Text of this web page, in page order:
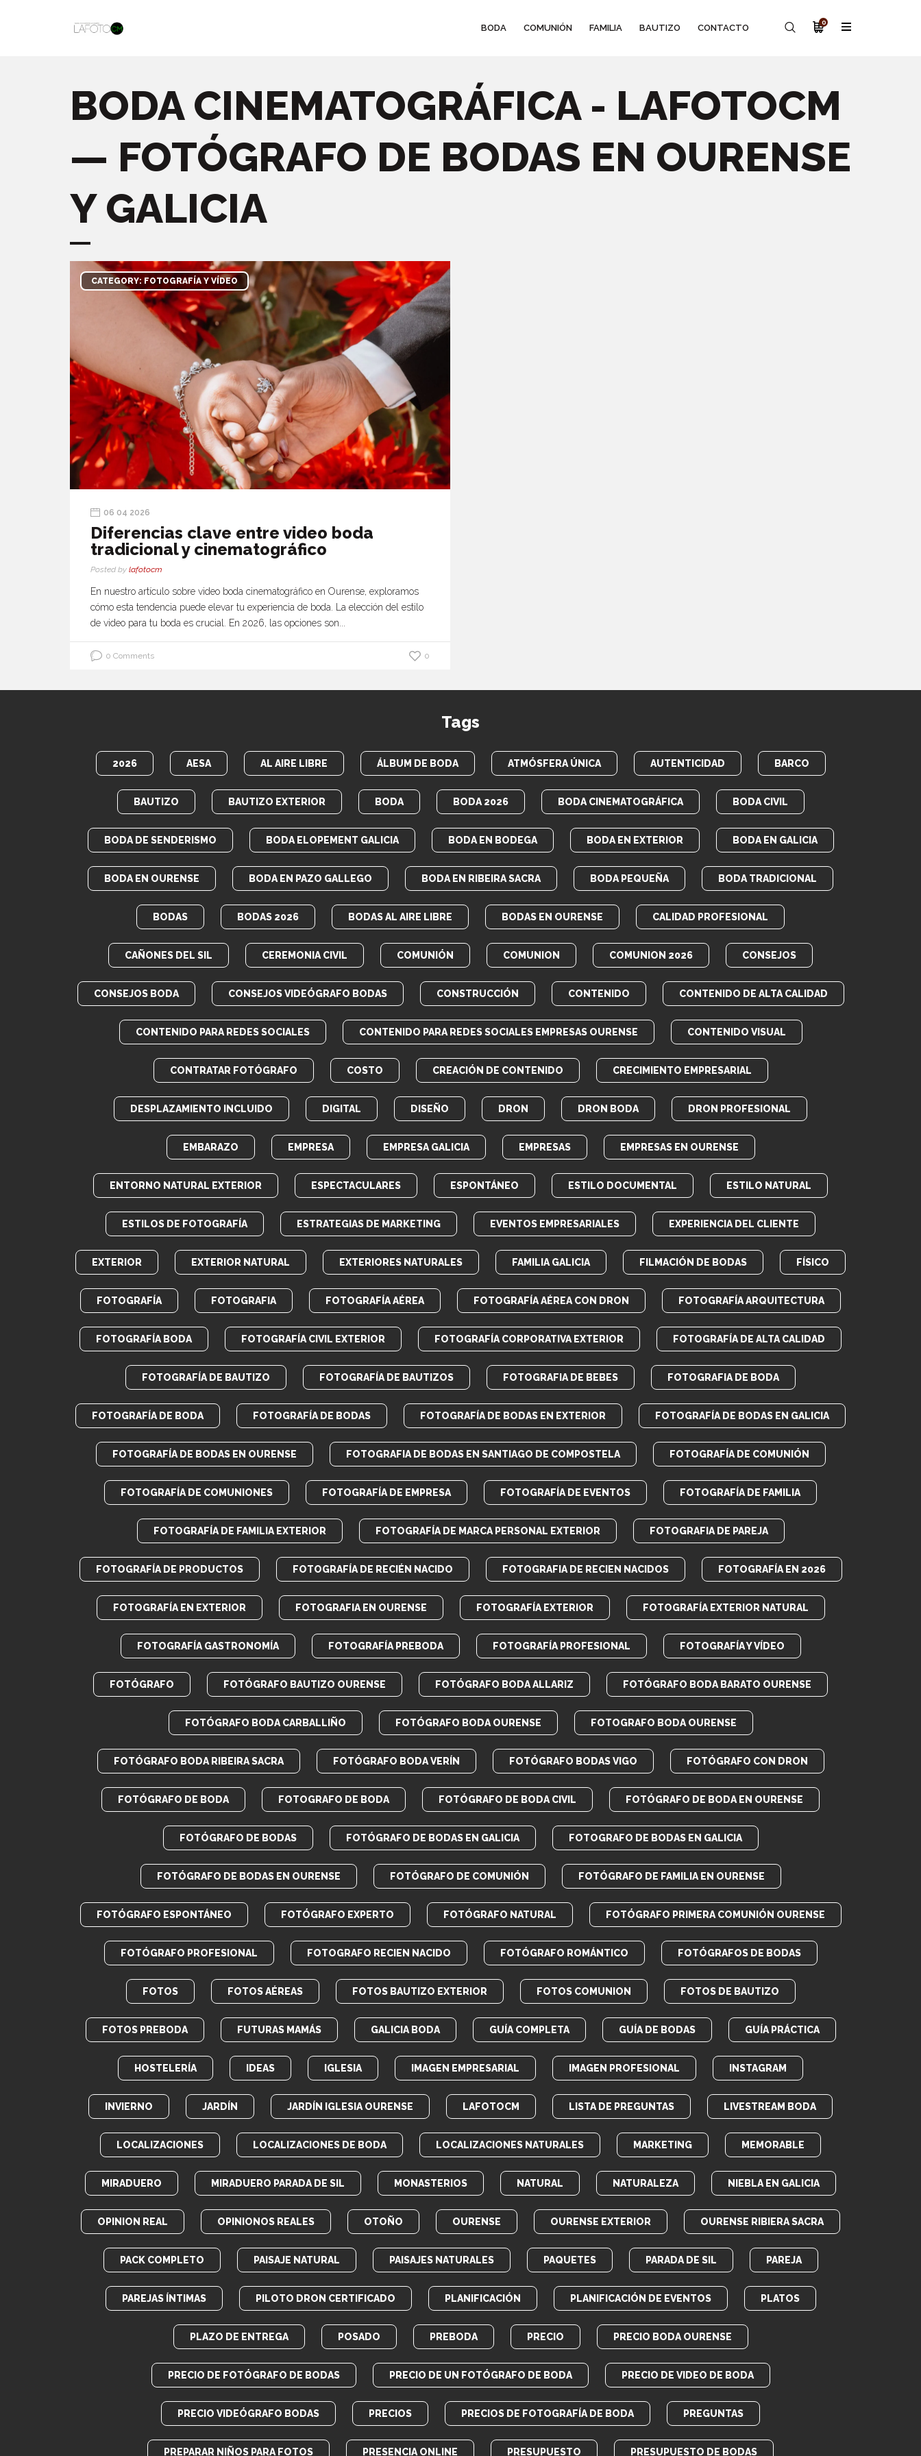
BODA COMUNIÓN FAMILIA BAUTIZO CONTACTO
0
BODA CINEMATOGRÁFICA - LAFOTOCM
— FOTÓGRAFO DE BODAS EN OURENSE
Y GALICIA
CATEGORY: FOTOGRAFÍA Y VÍDEO
06 04 2026
Diferencias clave entre video boda
tradicional y cinematográfico
Posted by lafotocm
En nuestro artículo sobre video boda cinematográfico en Ourense, exploramos
cómo esta tendencia puede elevar tu experiencia de boda. La elección del estilo
de video para tu boda es crucial. En 2026, las opciones son...
0 Comments 0
Tags
2026 AESA AL AIRE LIBRE ÁLBUM DE BODA ATMÓSFERA ÚNICA AUTENTICIDAD BARCO
BAUTIZO BAUTIZO EXTERIOR BODA BODA 2026 BODA CINEMATOGRÁFICA BODA CIVIL
BODA DE SENDERISMO BODA ELOPEMENT GALICIA BODA EN BODEGA BODA EN EXTERIOR BODA EN GALICIA
BODA EN OURENSE BODA EN PAZO GALLEGO BODA EN RIBEIRA SACRA BODA PEQUEÑA BODA TRADICIONAL
BODAS BODAS 2026 BODAS AL AIRE LIBRE BODAS EN OURENSE CALIDAD PROFESIONAL
CAÑONES DEL SIL CEREMONIA CIVIL COMUNIÓN COMUNION COMUNION 2026 CONSEJOS
CONSEJOS BODA CONSEJOS VIDEÓGRAFO BODAS CONSTRUCCIÓN CONTENIDO CONTENIDO DE ALTA CALIDAD
CONTENIDO PARA REDES SOCIALES CONTENIDO PARA REDES SOCIALES EMPRESAS OURENSE CONTENIDO VISUAL
CONTRATAR FOTÓGRAFO COSTO CREACIÓN DE CONTENIDO CRECIMIENTO EMPRESARIAL
DESPLAZAMIENTO INCLUIDO DIGITAL DISEÑO DRON DRON BODA DRON PROFESIONAL
EMBARAZO EMPRESA EMPRESA GALICIA EMPRESAS EMPRESAS EN OURENSE
ENTORNO NATURAL EXTERIOR ESPECTACULARES ESPONTÁNEO ESTILO DOCUMENTAL ESTILO NATURAL
ESTILOS DE FOTOGRAFÍA ESTRATEGIAS DE MARKETING EVENTOS EMPRESARIALES EXPERIENCIA DEL CLIENTE
EXTERIOR EXTERIOR NATURAL EXTERIORES NATURALES FAMILIA GALICIA FILMACIÓN DE BODAS FÍSICO
FOTOGRAFÍA FOTOGRAFIA FOTOGRAFÍA AÉREA FOTOGRAFÍA AÉREA CON DRON FOTOGRAFÍA ARQUITECTURA
FOTOGRAFÍA BODA FOTOGRAFÍA CIVIL EXTERIOR FOTOGRAFÍA CORPORATIVA EXTERIOR FOTOGRAFÍA DE ALTA CALIDAD
FOTOGRAFÍA DE BAUTIZO FOTOGRAFÍA DE BAUTIZOS FOTOGRAFIA DE BEBES FOTOGRAFIA DE BODA
FOTOGRAFÍA DE BODA FOTOGRAFÍA DE BODAS FOTOGRAFÍA DE BODAS EN EXTERIOR FOTOGRAFÍA DE BODAS EN GALICIA
FOTOGRAFÍA DE BODAS EN OURENSE FOTOGRAFIA DE BODAS EN SANTIAGO DE COMPOSTELA FOTOGRAFÍA DE COMUNIÓN
FOTOGRAFÍA DE COMUNIONES FOTOGRAFÍA DE EMPRESA FOTOGRAFÍA DE EVENTOS FOTOGRAFÍA DE FAMILIA
FOTOGRAFÍA DE FAMILIA EXTERIOR FOTOGRAFÍA DE MARCA PERSONAL EXTERIOR FOTOGRAFIA DE PAREJA
FOTOGRAFÍA DE PRODUCTOS FOTOGRAFÍA DE RECIÉN NACIDO FOTOGRAFIA DE RECIEN NACIDOS FOTOGRAFÍA EN 2026
FOTOGRAFÍA EN EXTERIOR FOTOGRAFIA EN OURENSE FOTOGRAFÍA EXTERIOR FOTOGRAFÍA EXTERIOR NATURAL
FOTOGRAFÍA GASTRONOMÍA FOTOGRAFÍA PREBODA FOTOGRAFÍA PROFESIONAL FOTOGRAFÍA Y VÍDEO
FOTÓGRAFO FOTÓGRAFO BAUTIZO OURENSE FOTÓGRAFO BODA ALLARIZ FOTÓGRAFO BODA BARATO OURENSE
FOTÓGRAFO BODA CARBALLIÑO FOTÓGRAFO BODA OURENSE FOTOGRAFO BODA OURENSE
FOTÓGRAFO BODA RIBEIRA SACRA FOTÓGRAFO BODA VERÍN FOTÓGRAFO BODAS VIGO FOTÓGRAFO CON DRON
FOTÓGRAFO DE BODA FOTOGRAFO DE BODA FOTÓGRAFO DE BODA CIVIL FOTÓGRAFO DE BODA EN OURENSE
FOTÓGRAFO DE BODAS FOTÓGRAFO DE BODAS EN GALICIA FOTOGRAFO DE BODAS EN GALICIA
FOTÓGRAFO DE BODAS EN OURENSE FOTÓGRAFO DE COMUNIÓN FOTÓGRAFO DE FAMILIA EN OURENSE
FOTÓGRAFO ESPONTÁNEO FOTÓGRAFO EXPERTO FOTÓGRAFO NATURAL FOTÓGRAFO PRIMERA COMUNIÓN OURENSE
FOTÓGRAFO PROFESIONAL FOTOGRAFO RECIEN NACIDO FOTÓGRAFO ROMÁNTICO FOTÓGRAFOS DE BODAS
FOTOS FOTOS AÉREAS FOTOS BAUTIZO EXTERIOR FOTOS COMUNION FOTOS DE BAUTIZO
FOTOS PREBODA FUTURAS MAMÁS GALICIA BODA GUÍA COMPLETA GUÍA DE BODAS GUÍA PRÁCTICA
HOSTELERÍA IDEAS IGLESIA IMAGEN EMPRESARIAL IMAGEN PROFESIONAL INSTAGRAM
INVIERNO JARDÍN JARDÍN IGLESIA OURENSE LAFOTOCM LISTA DE PREGUNTAS LIVESTREAM BODA
LOCALIZACIONES LOCALIZACIONES DE BODA LOCALIZACIONES NATURALES MARKETING MEMORABLE
MIRADUERO MIRADUERO PARADA DE SIL MONASTERIOS NATURAL NATURALEZA NIEBLA EN GALICIA
OPINION REAL OPINIONOS REALES OTOÑO OURENSE OURENSE EXTERIOR OURENSE RIBIERA SACRA
PACK COMPLETO PAISAJE NATURAL PAISAJES NATURALES PAQUETES PARADA DE SIL PAREJA
PAREJAS ÍNTIMAS PILOTO DRON CERTIFICADO PLANIFICACIÓN PLANIFICACIÓN DE EVENTOS PLATOS
PLAZO DE ENTREGA POSADO PREBODA PRECIO PRECIO BODA OURENSE
PRECIO DE FOTÓGRAFO DE BODAS PRECIO DE UN FOTÓGRAFO DE BODA PRECIO DE VIDEO DE BODA
PRECIO VIDEÓGRAFO BODAS PRECIOS PRECIOS DE FOTOGRAFÍA DE BODA PREGUNTAS
PREPARAR NIÑOS PARA FOTOS PRESENCIA ONLINE PRESUPUESTO PRESUPUESTO DE BODAS